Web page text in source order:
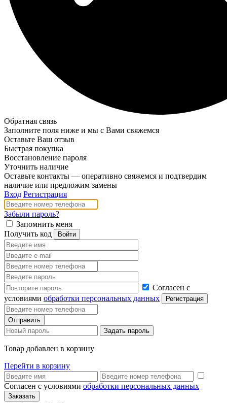
Обратная связь
Заполните поля ниже и мы с Вами свяжемся
Оставьте Ваш отзыв
Быстрая покупка
Восстановление пароля
Уточнить наличие
Оставьте контакты — оперативно свяжемся и подтвердим
наличие или предложим замены
Вход Регистрация
Забыли пароль?
Запомнить меня
Получить код
Согласен с
условиями обработки персональных данных
Товар добавлен в корзину
Перейти в корзину
Согласен с условиями обработки персональных данных